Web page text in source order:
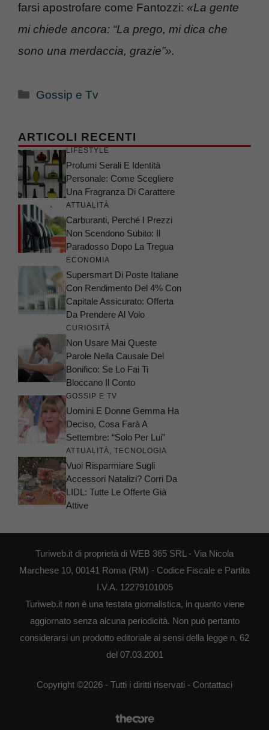
farsi apostrofare come Fantozzi: «La gente
mi chiede ancora: “La prego, mi dica che
sono una merdaccia, grazie”».
Categorie
Gossip e Tv
ARTICOLI RECENTI
LIFESTYLE
Profumi Serali E Identità
Personale: Come Scegliere
Una Fragranza Di Carattere
ATTUALITÀ
Carburanti, Perché I Prezzi
Non Scendono Subito: Il
Paradosso Dopo La Tregua
ECONOMIA
Supersmart Di Poste Italiane
Con Rendimento Del 4% Con
Capitale Assicurato: Offerta
Da Prendere Al Volo
CURIOSITÀ
Non Usare Mai Queste
Parole Nella Causale Del
Bonifico: Se Lo Fai Ti
Bloccano Il Conto
GOSSIP E TV
Uomini E Donne Gemma Ha
Deciso, Cosa Farà A
Settembre: “Solo Per Lui”
ATTUALITÀ, TECNOLOGIA
Vuoi Risparmiare Sugli
Accessori Natalizi? Corri Da
LIDL: Tutte Le Offerte Già
Attive
Turiweb.it di proprietà di WEB 365 SRL - Via Nicola
Marchese 10, 00141 Roma (RM) - Codice Fiscale e Partita
I.V.A. 12279101005
Turiweb.it non è una testata giornalistica, in quanto viene
aggiornato senza alcuna periodicità. Non può pertanto
considerarsi un prodotto editoriale ai sensi della legge n. 62
del 07.03.2001
Copyright ©2026 - Tutti i diritti riservati - Contattaci